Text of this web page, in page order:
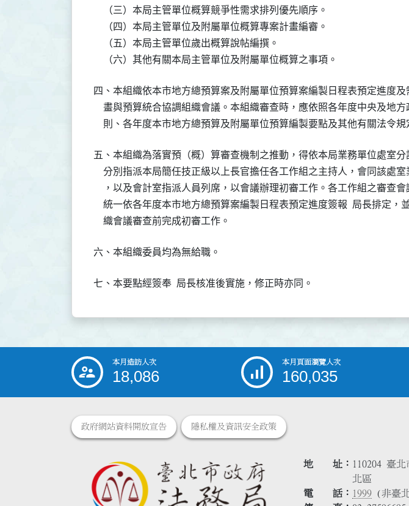
    （三）本局主管單位概算競爭性需求排列優先順序。
    （四）本局主管單位及附屬單位概算專案計畫編審。
    （五）本局主管單位歲出概算說帖編撰。
    （六）其他有關本局主管單位及附屬單位概算之事項。
四、本組織依本市地方總預算案及附屬單位預算案編製日程表預定進度
畫與預算統合協調組織會議。本組織審查時，應依照各年度中央及地
則、各年度本市地方總預算及附屬單位預算編製要點及其他有關法令規
五、本組織為落實預（概）算審查機制之推動，得依本局業務單位處室
分別指派本局簡任技正級以上長官擔任各工作組之主持人，會同該處
，以及會計室指派人員列席，以會議辦理初審工作。各工作組之審查
統一依各年度本市地方總預算案編製日程表預定進度簽報  局長排定，
    織會議審查前完成初審工作。
六、本組織委員均為無給職。
七、本要點經簽奉  局長核准後實施，修正時亦同。
::: 本月造訪人次
18,086
本月頁面瀏覽人次
160,035
政府網站資料開放宣告 隱私權及資訊安全政策
地 址
110204 臺
北區
電 話
1999 (非臺